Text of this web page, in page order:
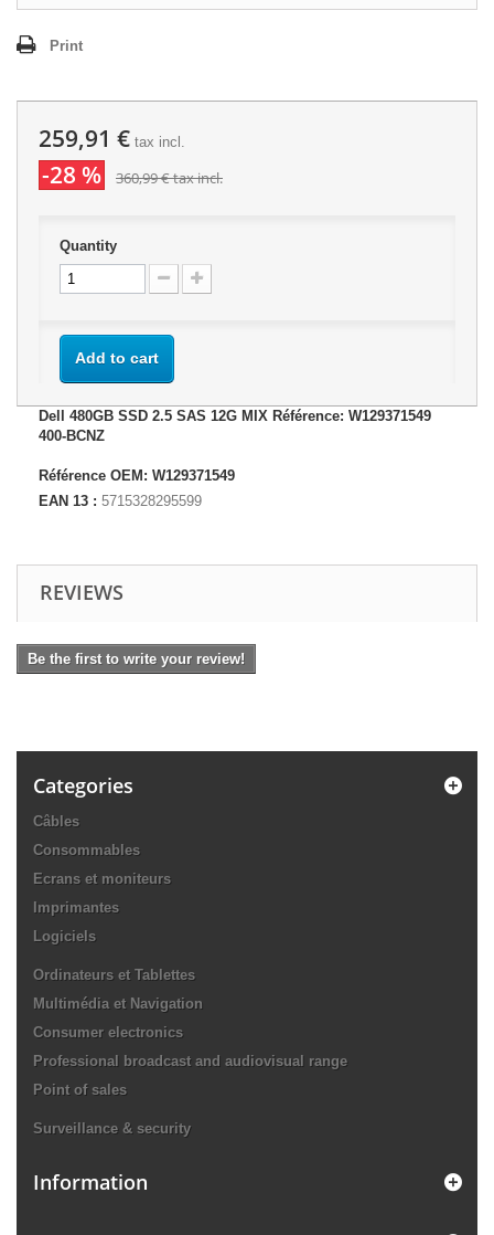
Print
259,91 € tax incl.
-28 % 360,99 €tax incl.
Quantity
Add to cart
Dell 480GB SSD 2.5 SAS 12G MIX Référence: W129371549
400-BCNZ
Référence OEM: W129371549
EAN 13 : 5715328295599
REVIEWS
Be the first to write your review!
Categories
Câbles
Consommables
Ecrans et moniteurs
Imprimantes
Logiciels
Ordinateurs et Tablettes
Multimédia et Navigation
Consumer electronics
Professional broadcast and audiovisual range
Point of sales
Surveillance & security
Information